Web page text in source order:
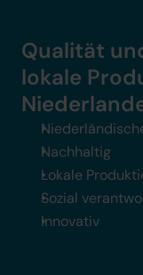
Qualität
lokale
Nachhaltig
Lokale
Sozial
Innovativ